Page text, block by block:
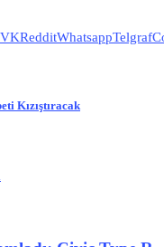
VKRedditWhatsappTelgraf
Kızıştıracak